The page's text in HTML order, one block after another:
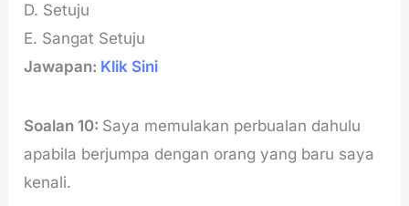
D. Setuju
E. Sangat Setuju
Jawapan: Klik Sini
Soalan 10: Saya memulakan perbualan dahulu
apabila berjumpa dengan orang yang baru saya
kenali.